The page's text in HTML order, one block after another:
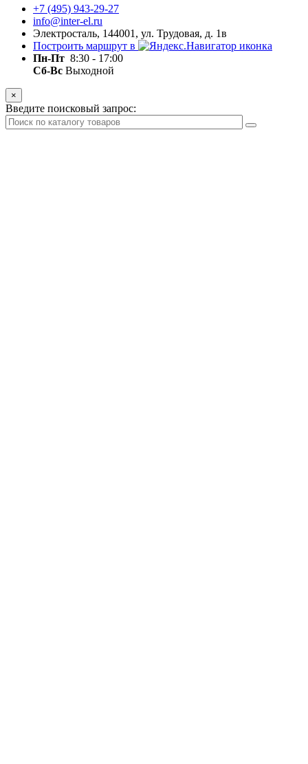
+7 (495) 943-29-27
info@inter-el.ru
Электросталь, 144001, ул. Трудовая, д. 1в
Построить маршрут в
Пн-Пт 8:30 - 17:00
Сб-Вс Выходной
×
Введите поисковый запрос: